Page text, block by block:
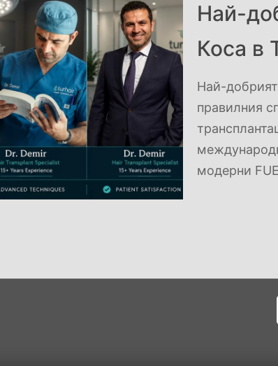
Най-
Коса в
Най-
правилния
модерни